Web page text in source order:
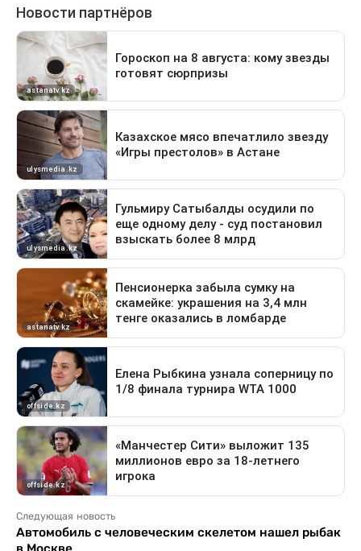
Следующая новость
Автомобиль с человеческим скелетом нашел рыбак